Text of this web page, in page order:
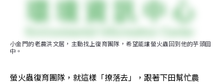
小金門的老農洪文居，主動找上復育團隊，希望能讓螢火蟲回到他的芋頭田
中。
螢火蟲復育團隊，就這樣「撩落去」，跟著下田幫忙農